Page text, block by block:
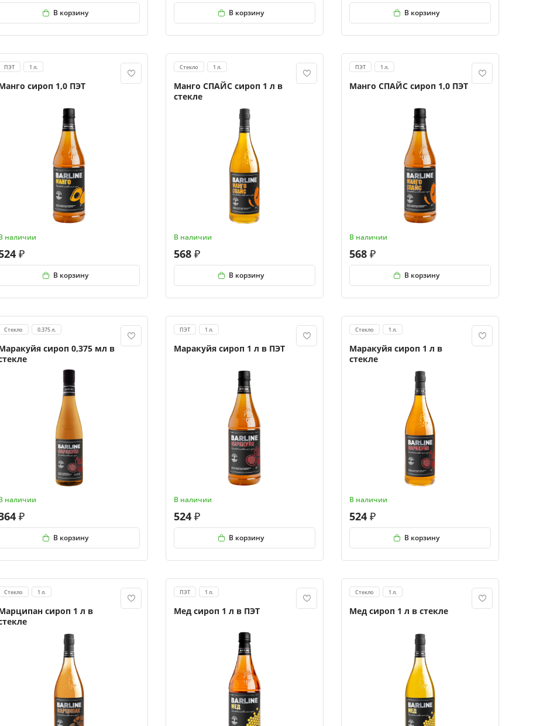
В корзину В корзину В корзину
ПЭТ 1 л.
сироп 1,0 ПЭТ
наличии
В корзину
Стекло 1 л.
Манго СПАЙС сироп 1 л в
стекле
В наличии
568
В корзину
ПЭТ 1 л.
Манго СПАЙС сироп 1,0 ПЭТ
В наличии
568
В корзину
Стекло 0.375 л.
сироп 0,375 мл в
наличии
В корзину
ПЭТ 1 л.
Маракуйя сироп 1 л в ПЭТ
В наличии
524
В корзину
Стекло 1 л.
Маракуйя сироп 1 л в
стекле
В наличии
524
В корзину
Стекло 1 л.
сироп 1 л в
ПЭТ 1 л.
Мед сироп 1 л в ПЭТ
Стекло 1 л.
Мед сироп 1 л в стекле